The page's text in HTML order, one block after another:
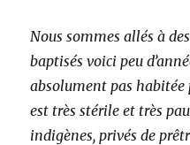
Nous sommes allés à
baptisés voici peu
absolument pas habitée
est très stérile et très
indigènes, privés de